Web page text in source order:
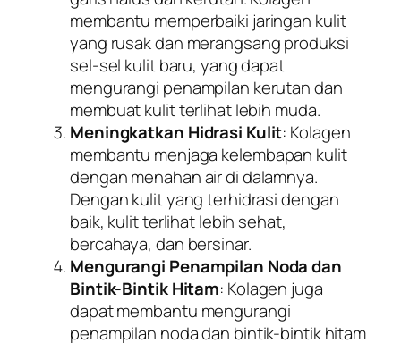
membantu memperbaiki jaringan kulit
yang rusak dan merangsang produksi
sel-sel kulit baru, yang dapat
mengurangi penampilan kerutan dan
membuat kulit terlihat lebih muda.
Meningkatkan Hidrasi Kulit: Kolagen
membantu menjaga kelembapan kulit
dengan menahan air di dalamnya.
Dengan kulit yang terhidrasi dengan
baik, kulit terlihat lebih sehat,
bercahaya, dan bersinar.
Mengurangi Penampilan Noda dan
Bintik-Bintik Hitam: Kolagen juga
dapat membantu mengurangi
penampilan noda dan bintik-bintik hitam